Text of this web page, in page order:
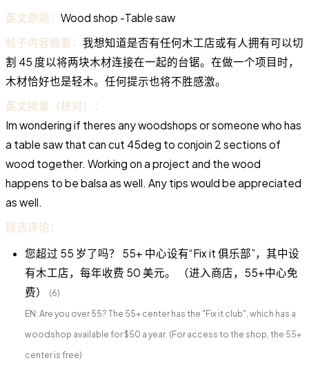
英文原题： Wood shop -Table saw
帖子内容摘要： 我想知道是否有任何木工店或有人拥有可以切
割 45 度以将两块木材连接在一起的台锯。在做一个项目时，
木材恰好也是轻木。任何提示也将不胜感激。
英文摘录（核对）：
Im wondering if theres any woodshops or someone who has
a table saw that can cut 45deg to conjoin 2 sections of
wood together. Working on a project and the wood
happens to be balsa as well. Any tips would be appreciated
as well.
精选评论：
您超过 55 岁了吗？ 55+ 中心设有“Fix it 俱乐部”，其中设
有木工店，每年收费 50 美元。 （进入商店，55+中心免
费）
(6)
EN: Are you over 55? The 55+ center has the "Fix it club", which has a
woodshop available for $50 a year. (For access to the shop, the 55+
center is free)